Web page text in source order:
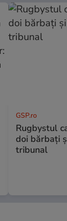
GSP.ro
Rugbystul
doi bărbați
tribunal